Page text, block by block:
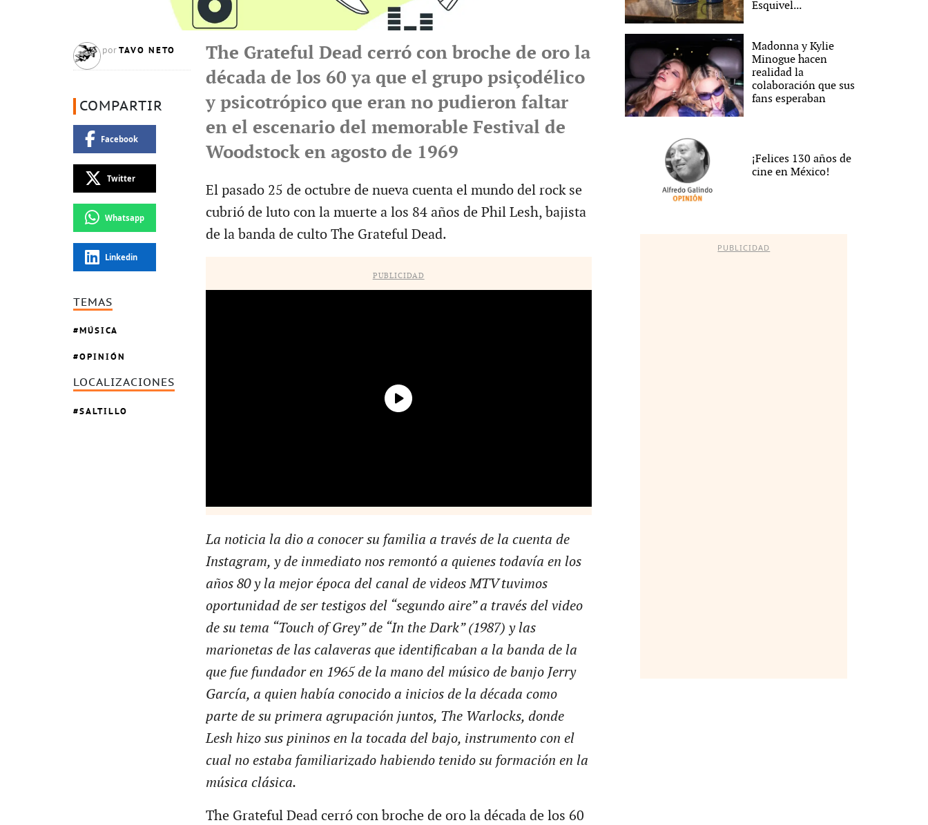
por TAVO NETO
COMPARTIR
Facebook
Twitter
Whatsapp
Linkedin
TEMAS
MÚSICA
OPINIÓN
LOCALIZACIONES
SALTILLO
The Grateful Dead cerró con broche de oro la
década de los 60 ya que el grupo psiçodélico
y psicotrópico que eran no pudieron faltar
en el escenario del memorable Festival de
Woodstock en agosto de 1969
El pasado 25 de octubre de nueva cuenta el mundo del rock se
cubrió de luto con la muerte a los 84 años de Phil Lesh, bajista
de la banda de culto The Grateful Dead.
PUBLICIDAD
La noticia la dio a conocer su familia a través de la cuenta de
Instagram, y de inmediato nos remontó a quienes todavía en los
años 80 y la mejor época del canal de videos MTV tuvimos
oportunidad de ser testigos del “segundo aire” a través del video
de su tema “Touch of Grey” de “In the Dark” (1987) y las
marionetas de las calaveras que identificaban a la banda de la
que fue fundador en 1965 de la mano del músico de banjo Jerry
García, a quien había conocido a inicios de la década como
parte de su primera agrupación juntos, The Warlocks, donde
Lesh hizo sus pininos en la tocada del bajo, instrumento con el
cual no estaba familiarizado habiendo tenido su formación en la
música clásica.
The Grateful Dead cerró con broche de oro la década de los 60
Esquivel...
Madonna y Kylie
Minogue hacen
realidad la
colaboración que sus
fans esperaban
¡Felices 130 años de
cine en México!
PUBLICIDAD